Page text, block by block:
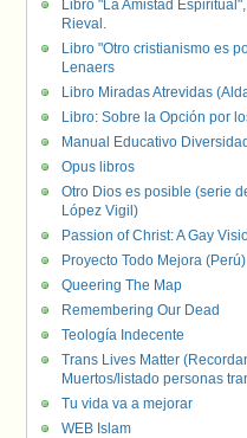
Libro "La Amistad
Rieval.
Libro "Otro cristianismo es
Lenaers
Libro Miradas Atrevidas
Libro: Sobre la Opción por
Manual Educativo
Opus libros
Otro Dios es posible (serie
López Vigil)
Passion of Christ: A Gay
Proyecto Todo Mejora (Perú)
Queering The Map
Remembering Our Dead
Teología Indecente
Trans Lives Matter
Muertos/listado personas
Tu vida va a mejorar
WEB Islam